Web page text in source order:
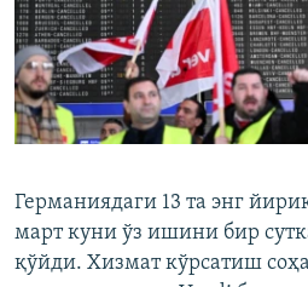
Германиядаги 13 та энг
март куни ўз ишини бир
қўйди. Хизмат кўрсатиш